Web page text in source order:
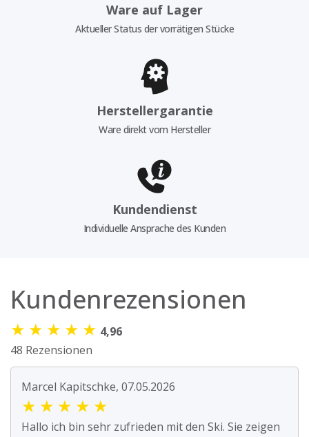
Ware auf Lager
Aktueller Status der vorrätigen Stücke
Herstellergarantie
Ware direkt vom Hersteller
Kundendienst
Individuelle Ansprache des Kunden
Kundenrezensionen
★ ★ ★ ★ ★ 4,96
48 Rezensionen
Marcel Kapitschke, 07.05.2026
★ ★ ★ ★ ★
Hallo ich bin sehr zufrieden mit den Ski. Sie zeigen